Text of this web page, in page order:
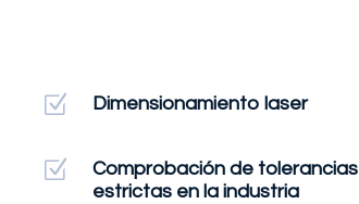
Z Dimensionamiento laser
Z
Comprobación de tolerancias
estrictas en la industria